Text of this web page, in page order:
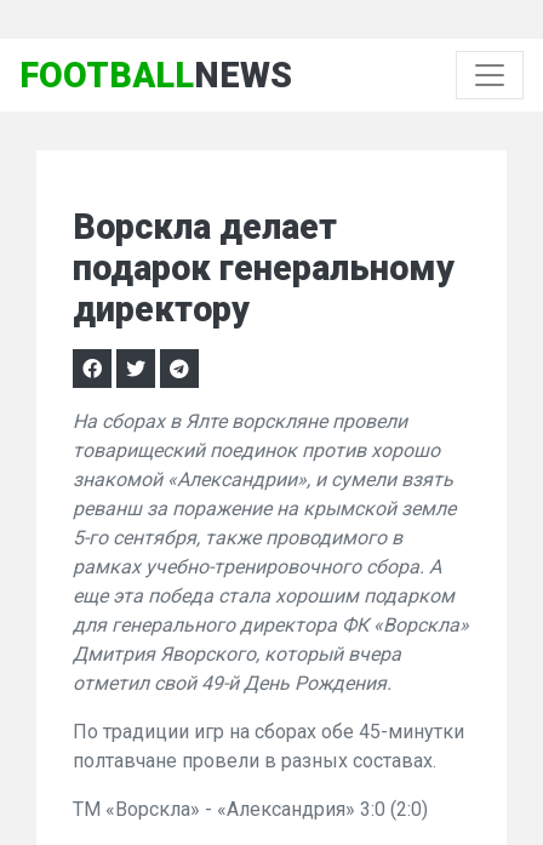
FOOTBALLNEWS
Ворскла делает
подарок генеральному
директору
На сборах в Ялте ворскляне провели
товарищеский поединок против хорошо
знакомой «Александрии», и сумели взять
реванш за поражение на крымской земле
5-го сентября, также проводимого в
рамках учебно-тренировочного сбора. А
еще эта победа стала хорошим подарком
для генерального директора ФК «Ворскла»
Дмитрия Яворского, который вчера
отметил свой 49-й День Рождения.
По традиции игр на сборах обе 45-минутки
полтавчане провели в разных составах.
ТМ «Ворскла» - «Александрия» 3:0 (2:0)